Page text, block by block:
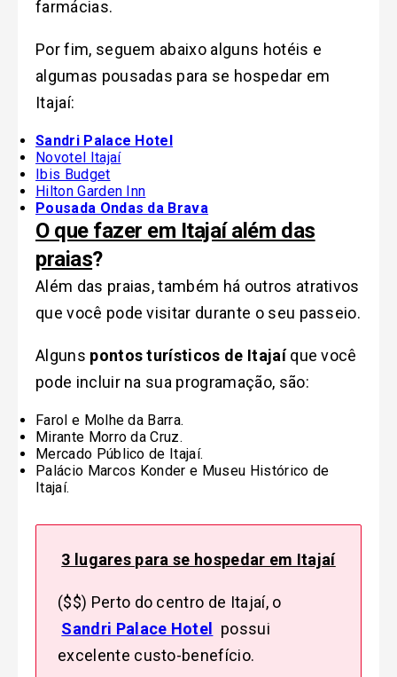
farmácias.
Por fim, seguem abaixo alguns hotéis e
algumas pousadas para se hospedar em
Itajaí:
Sandri Palace Hotel
Novotel Itajaí
Ibis Budget
Hilton Garden Inn
Pousada Ondas da Brava
O que fazer em Itajaí além das
praias?
Além das praias, também há outros atrativos
que você pode visitar durante o seu passeio.
Alguns pontos turísticos de Itajaíque você
pode incluir na sua programação, são:
Farol e Molhe da Barra.
Mirante Morro da Cruz.
Mercado Público de Itajaí.
Palácio Marcos Konder e Museu Histórico de
Itajaí.
3 lugares para se hospedar em Itajaí
($$) Perto do centro de Itajaí, o
Sandri Palace Hotel
possui
excelente custo-benefício.